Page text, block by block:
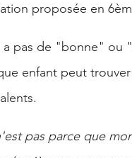
proposée en
a pas de "bonne" ou
enfant peut
pas parce que